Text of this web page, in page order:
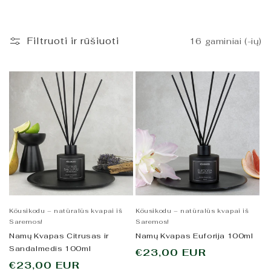
Filtruoti ir rūšiuoti 16 gaminiai (-ių)
Köusikodu – natūralūs kvapai iš
Saremos!
Namų Kvapas Citrusas ir
Sandalmedis 100ml
Įprasta
€23,00 EUR
Köusikodu – natūralūs kvapai iš
Saremos!
Namų Kvapas Euforija 100ml
Įprasta
€23,00 EUR